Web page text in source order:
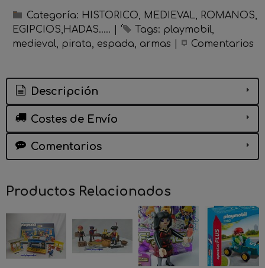
Categoría: HISTORICO, MEDIEVAL, ROMANOS,
EGIPCIOS,HADAS.....
Tags: playmobil
medieval
pirata espada armas Comentarios
Descripción
Costes de Envío
Comentarios
Productos Relacionados